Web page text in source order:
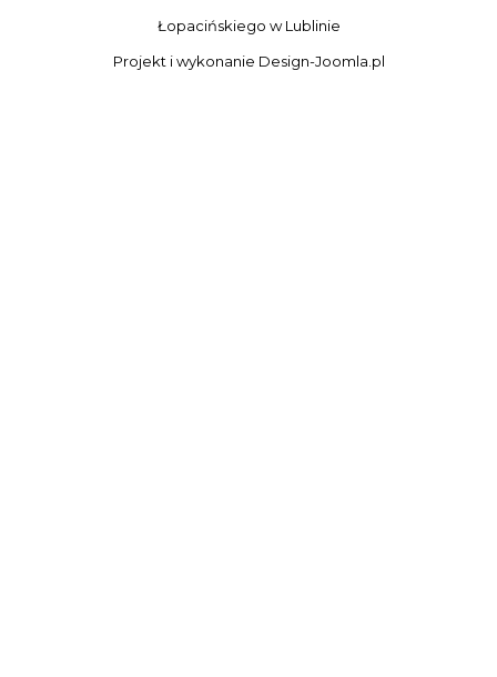
Łopacińskiego w Lublinie
Projekt i wykonanie Design-Joomla.pl